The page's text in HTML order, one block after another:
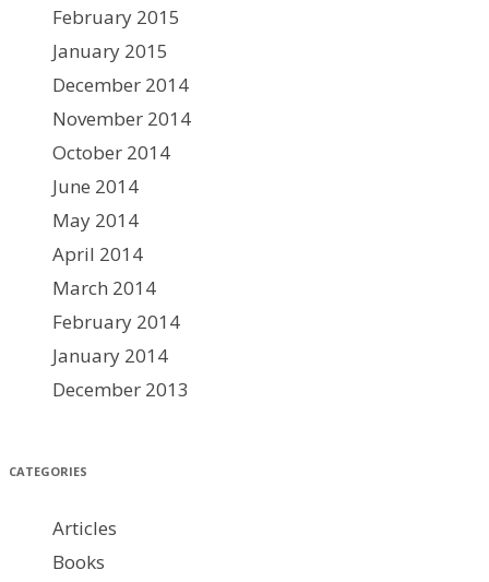
February 2015
January 2015
December 2014
November 2014
October 2014
June 2014
May 2014
April 2014
March 2014
February 2014
January 2014
December 2013
CATEGORIES
Articles
Books